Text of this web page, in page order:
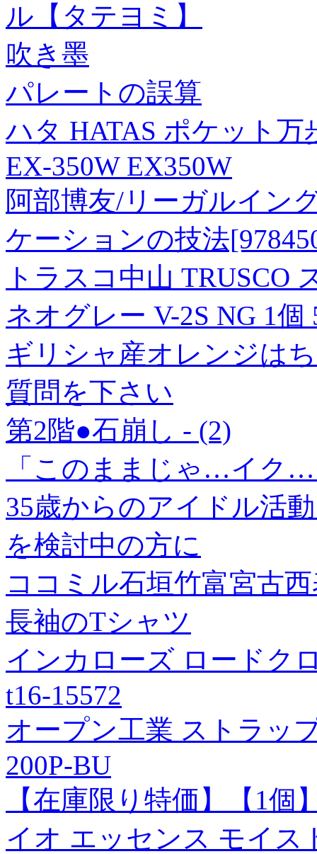
ル【タテヨミ】
吹き墨
パレートの誤算
ハタ HATAS ポケット
EX-350W EX350W
阿部博友/リーガルイン
ケーションの技法
トラスコ中山 TRUSCO
ネオグレー V-2S NG 1個
ギリシャ産オレンジは
質問を下さい
第2階●石崩し - (2)
「このままじゃ…イク
35歳からのアイドル活
を検討中の方に
ココミル石垣竹富宮古
長袖のTシャツ
インカローズ ロードク
t16-15572
オープン工業 ストラッ
200P-BU
【在庫限り特価】【1
イオ エッセンス モイス